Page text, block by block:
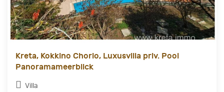
Kreta, Kokkino Chorio, Luxusvilla priv. Pool
Panoramameerblick
Villa